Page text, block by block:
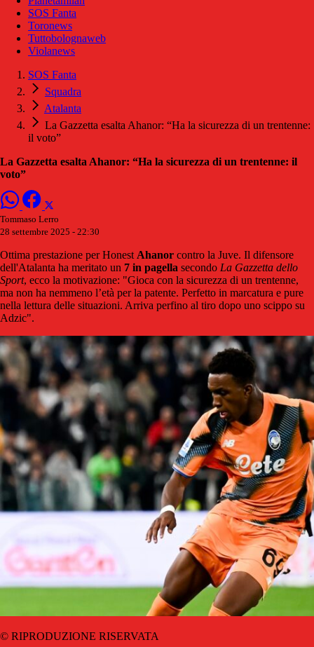
SOS Fanta
Toronews
Tuttobolognaweb
Violanews
SOS Fanta
Squadra
Atalanta
La Gazzetta esalta Ahanor: “Ha la sicurezza di un trentenne:
il voto”
La Gazzetta esalta Ahanor: “Ha la sicurezza di un trentenne: il
voto”
Tommaso Lerro
28 settembre 2025 - 22:30
Ottima prestazione per Honest Ahanor contro la Juve. Il difensore
dell'Atalanta ha meritato un 7 in pagella secondo La Gazzetta dello
Sport, ecco la motivazione: "Gioca con la sicurezza di un trentenne,
ma non ha nemmeno l’età per la patente. Perfetto in marcatura e pure
nella lettura delle situazioni. Arriva perfino al tiro dopo uno scippo su
Adzic".
© RIPRODUZIONE RISERVATA